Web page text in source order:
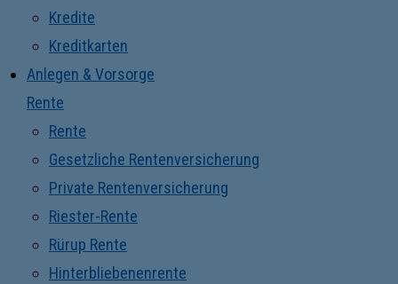
Kredite
Kreditkarten
Anlegen & Vorsorge
Rente
Rente
Gesetzliche Rentenversicherung
Private Rentenversicherung
Riester-Rente
Rürup Rente
Hinterbliebenenrente